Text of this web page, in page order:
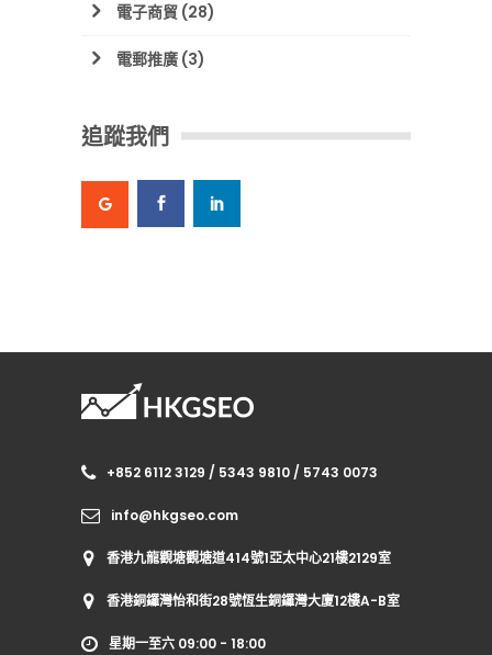
電子商貿 (28)
電郵推廣 (3)
追蹤我們
+852 6112 3129 / 5343 9810 / 5743 0073
info@hkgseo.com
香港九龍觀塘觀塘道414號1亞太中心21樓2129室
香港銅鑼灣怡和街28號恆生銅鑼灣大廈12樓A-B室
星期一至六 09:00 - 18:00